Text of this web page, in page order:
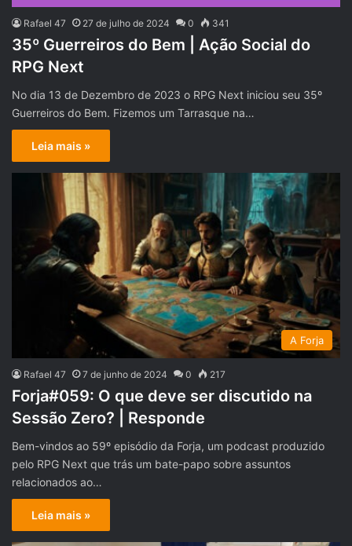
Rafael 47 27 de julho de 2024 0 341
35º Guerreiros do Bem | Ação Social do
RPG Next
No dia 13 de Dezembro de 2023 o RPG Next iniciou seu 35º
Guerreiros do Bem. Fizemos um Tarrasque na…
Leia mais »
A Forja
Rafael 47 7 de junho de 2024 0 217
Forja#059: O que deve ser discutido na
Sessão Zero? | Responde
Bem-vindos ao 59º episódio da Forja, um podcast produzido
pelo RPG Next que trás um bate-papo sobre assuntos
relacionados ao…
Leia mais »